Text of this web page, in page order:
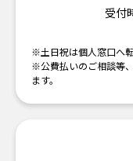
受付
※土日祝は個人窓口へ転
※公費払いのご相談等
ます。